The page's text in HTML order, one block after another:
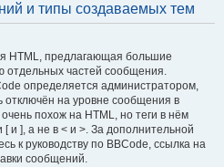
и типы создаваемых тем
HTML, предлагающая большие
частей сообщения.
определяется администратором,
отключён на уровне сообщения в
похож на HTML, но теги в нём
и ], а не в < и >. За дополнительной
к руководству по BBCode, ссылка на
сообщений.